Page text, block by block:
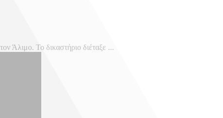
Άλιμο. Το δικαστήριο διέταξε ...